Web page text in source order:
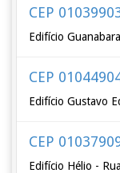
CEP
Edifício
CEP
Edifício Gustavo
CEP
Edifício Hélio -